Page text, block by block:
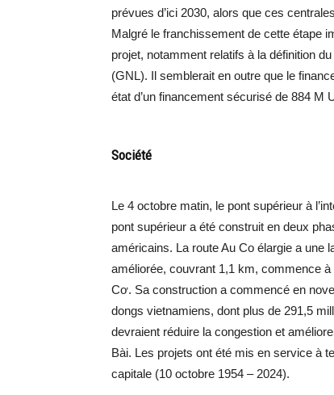
prévues d’ici 2030, alors que ces
Malgré le franchissement de cette étape
projet, notamment relatifs à la définition
(GNL). Il semblerait en outre que le
état d’un financement sécurisé de 884 M
Société
Le 4 octobre matin, le pont supérieur à
pont supérieur a été construit en deux
américains. La route Au Co élargie a une
améliorée, couvrant 1,1 km, commence à
Cơ. Sa construction a commencé en
dongs vietnamiens, dont plus de 291,5
devraient réduire la congestion et
Bài. Les projets ont été mis en service à
capitale (10 octobre 1954 – 2024).